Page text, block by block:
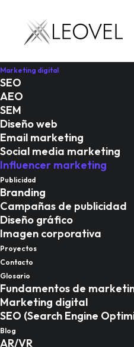
Marketing digital
SEO
AEO
SEM
Diseño web
Email marketing
Social media marketing
Influencer marketing
Publicidad
Branding
Campañas de publicidad
Diseño gráfico
Imagen corporativa
Proyectos
Contacto
Glosario
Fundamentos de
Marketing digital
SEO (Search Engine
Blog
AR/VR
Inicio
Leovel es
mejor agencia
de influencers,
servicios de